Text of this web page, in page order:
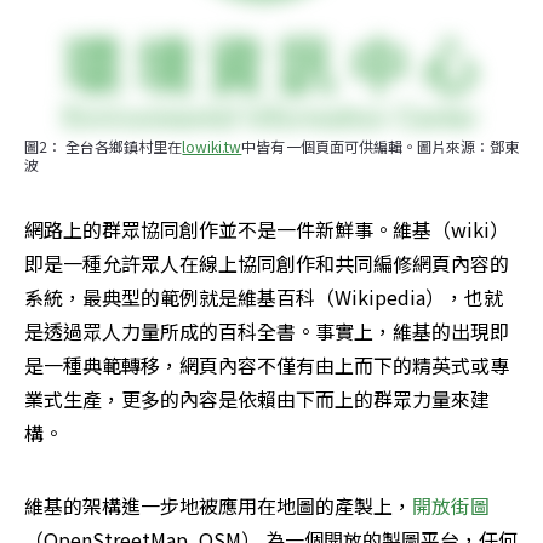
圖2： 全台各鄉鎮村里在lowiki.tw中皆有一個頁面可供編輯。圖片來源：鄧東
波
網路上的群眾協同創作並不是一件新鮮事。維基（wiki）
即是一種允許眾人在線上協同創作和共同編修網頁內容的
系統，最典型的範例就是維基百科（Wikipedia），也就
是透過眾人力量所成的百科全書。事實上，維基的出現即
是一種典範轉移，網頁內容不僅有由上而下的精英式或專
業式生產，更多的內容是依賴由下而上的群眾力量來建
構。
維基的架構進一步地被應用在地圖的產製上， 開放街圖